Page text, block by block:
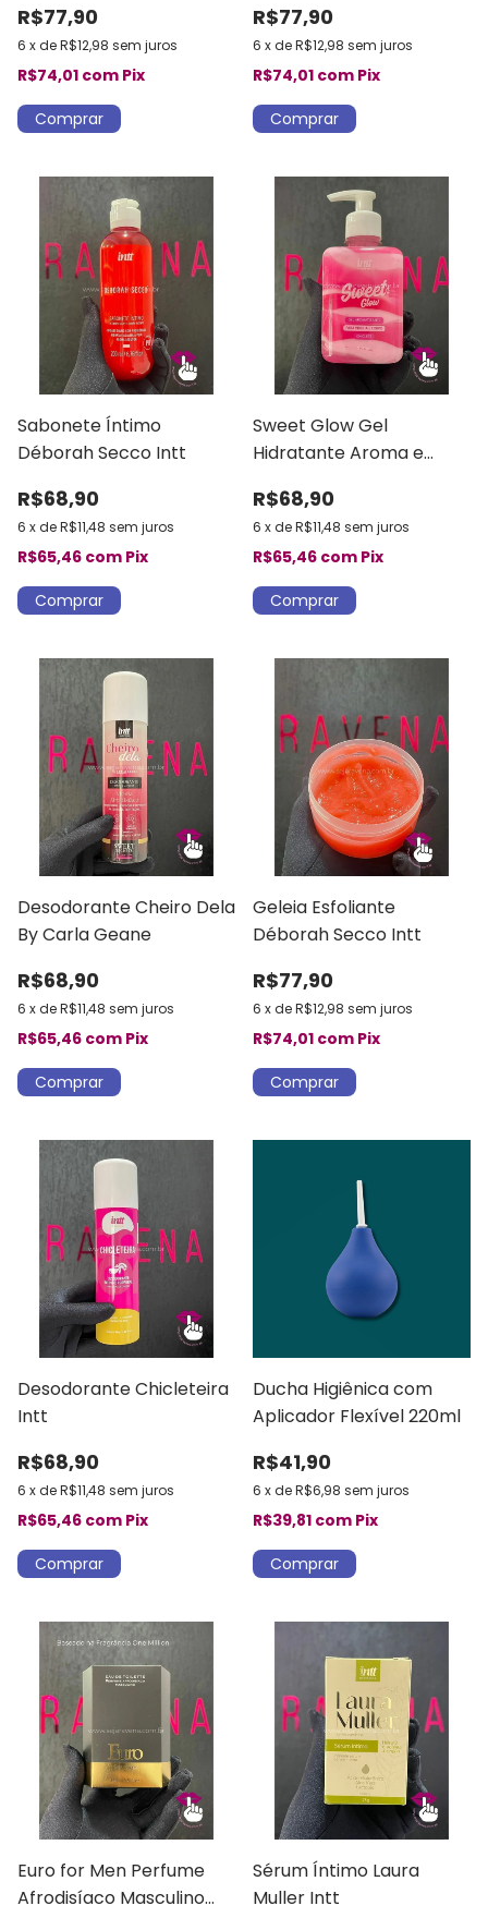
R$77,90
6 xdeR$12,98 sem juros
R$74,01 com Pix
R$77,90
6 xdeR$12,98 sem juros
R$74,01 com Pix
Sabonete Íntimo
Déborah Secco Intt
R$68,90
6 xdeR$11,48 sem juros
R$65,46 com Pix
Sweet Glow Gel
Hidratante Aroma e
R$68,90
6 xdeR$11,48 sem juros
R$65,46 com Pix
Desodorante Cheiro Dela
By Carla Geane
R$68,90
6 xdeR$11,48 sem juros
R$65,46 com Pix
Geleia Esfoliante
Déborah Secco Intt
R$77,90
6 xdeR$12,98 sem juros
R$74,01 com Pix
Desodorante Chicleteira
Intt
R$68,90
6 xdeR$11,48 sem juros
R$65,46 com Pix
Ducha Higiênica com
Aplicador Flexível 220ml
R$41,90
6 xdeR$6,98 sem juros
R$39,81 com Pix
Euro for Men Perfume
Afrodisíaco Masculino
Sérum Íntimo Laura
Muller Intt